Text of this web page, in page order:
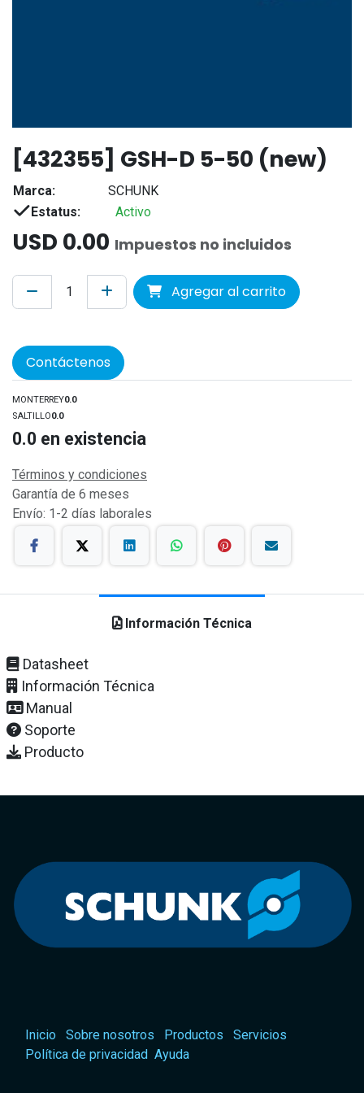
[432355] GSH-D 5-50 (new)
Marca:
SCHUNK
Estatus:
Activo
USD 0.00 Impuestos no incluidos
Agregar al carrito
Contáctenos
MONTERREY0.0
SALTILLO0.0
0.0 en existencia
Términos y condiciones
Garantía de 6 meses
Envío: 1-2 días laborales
Información Técnica
Datasheet
Información Técnica
Manual
Soporte
Producto
Inicio Sobre nosotros Productos
Servicios
Política de privacidad Ayuda